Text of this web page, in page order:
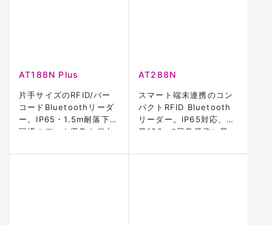
AT188N Plus
片手サイズのRFID/バー
コードBluetoothリーダ
ー。IP65・1.5m耐落下で
現場のデータ収集を省力
AT288N
スマート端末連携のコン
パクトRFID Bluetooth
リーダー。IP65対応、軽
量180gで日常業務に最